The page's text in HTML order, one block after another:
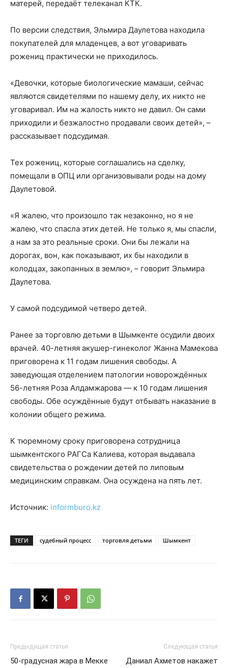
матерей, передаёт телеканал КТК.
По версии следствия, Эльмира Даулетова находила
покупателей для младенцев, а вот уговаривать
рожениц практически не приходилось.
«Девочки, которые биологические мамаши, сейчас
являются свидетелями по нашему делу, их никто не
уговаривал. Им на жалость никто не давил. Он сами
приходили и безжалостно продавали своих детей», –
рассказывает подсудимая.
Тех рожениц, которые соглашались на сделку,
помещали в ОПЦ или организовывали роды на дому
Даулетовой.
«Я жалею, что произошло так незаконно, но я не
жалею, что спасла этих детей. Не только я, мы спасли,
а нам за это реальные сроки. Они бы лежали на
дорогах, вон, как показывают, их бы находили в
колодцах, закопанных в землю», – говорит Эльмира
Даулетова.
У самой подсудимой четверо детей.
Ранее за торговлю детьми в Шымкенте осудили двоих
врачей. 40-летняя акушер-гинеколог Жанна Мамекова
приговорена к 11 годам лишения свободы. А
заведующая отделением патологии новорождённых
56-летняя Роза Алдамжарова — к 10 годам лишения
свободы. Обе осуждённые будут отбывать наказание в
колонии общего режима.
К тюремному сроку приговорена сотрудница
шымкентского РАГСа Калиева, которая выдавала
свидетельства о рождении детей по липовым
медицинским справкам. Она осуждена на пять лет.
Источник: informburo.kz
ТЕГИ судебный процесс торговля детьми Шымкент
Предыдущая статья
50-градусная жара в Мекке
Следующая статья
Даниал Ахметов накажет